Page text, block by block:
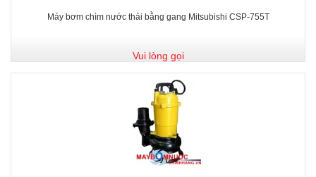
Máy bơm chìm nước thải bằng gang Mitsubishi CSP-755T
Vui lòng gọi